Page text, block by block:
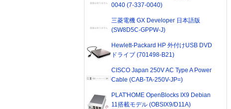
0040 (7-337-0040)
三菱電機 GX Developer 日本語版
(SW8D5C-GPPW-J)
Hewlett-Packard HP 外付けUSB DVD
ドライブ (701498-B21)
CISCO Japan 250V AC Type A Power
Cable (CAB-TA-250V-JP=)
PLAT'HOME OpenBlocks IX9 Debian
11搭載モデル (OBSIX9/D11A)